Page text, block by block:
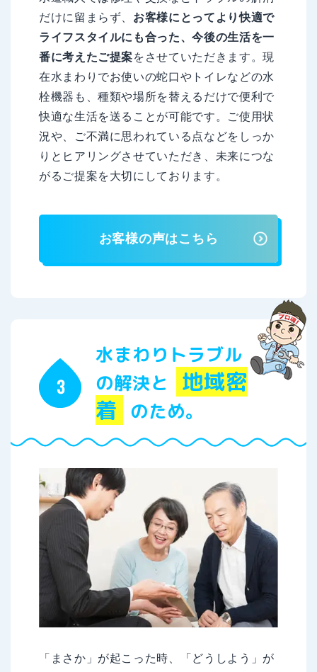
だけに留まらず、 お客様にとってより快適で
ライフスタイルにも合った、今後の生活を一
番に考えたご提案をさせていただきます。現
在水まわりでお使いの蛇口やトイレなどの水
栓機器も、種類や場所を替えるだけで便利で
快適な生活を送ることが可能です。ご使用状
況や、ご不満に思われている点などをしっか
りとヒアリングさせていただき、未来につな
がるご提案を大切にしております。
お客様の声はこちら
水まわりトラブル
の解決と
地域密
着 のため。
「まさか」が起こった時、「どうしよう」が